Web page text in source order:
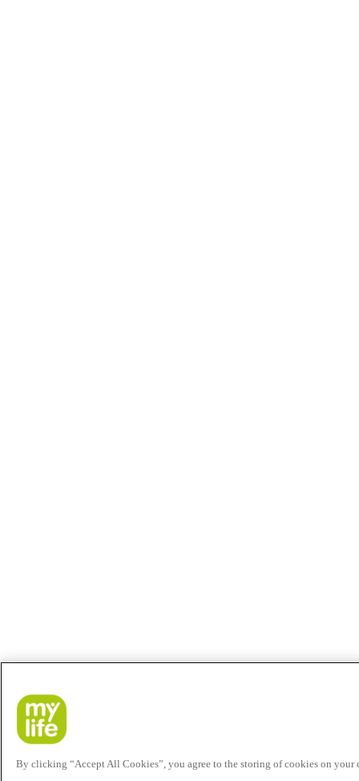
By clicking “Accept All Cookies”, you agree to the storing of cookies on your